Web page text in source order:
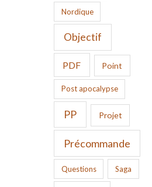
Nordique
Objectif
PDF Point
Post apocalypse
PP Projet
Précommande
Questions Saga